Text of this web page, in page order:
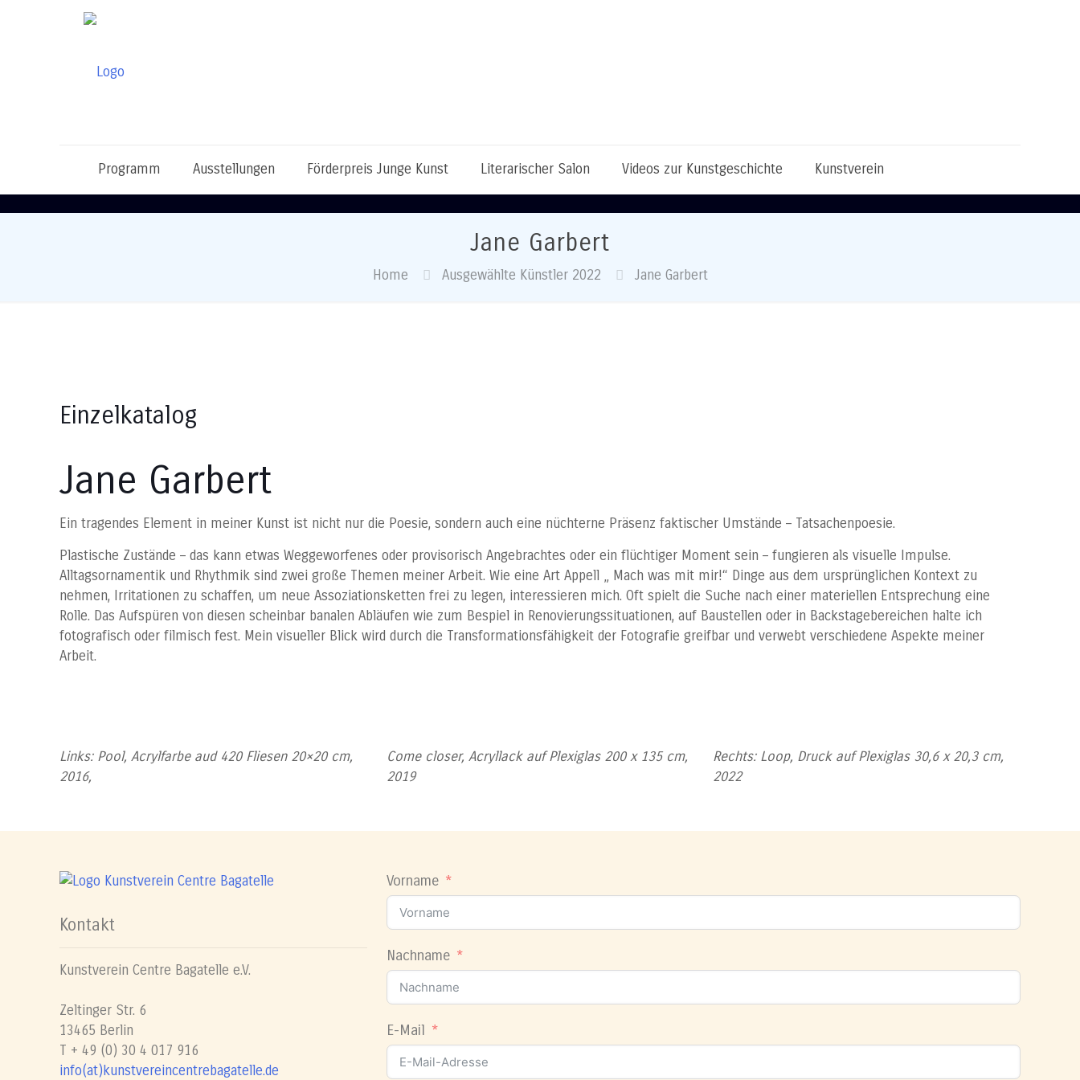
Programm Ausstellungen Förderpreis Junge Kunst Literarischer Salon Videos zur Kunstgeschichte Kunstverein
Jane Garbert
Home Ausgewählte Künstler 2022 Jane Garbert
Einzelkatalog
Jane Garbert
Ein tragendes Element in meiner Kunst ist nicht nur die Poesie, sondern auch eine nüchterne Präsenz faktischer Umstände – Tatsachenpoesie.
Plastische Zustände – das kann etwas Weggeworfenes oder provisorisch Angebrachtes oder ein flüchtiger Moment sein – fungieren als visuelle Impulse.
Alltagsornamentik und Rhythmik sind zwei große Themen meiner Arbeit. Wie eine Art Appell „ Mach was mit mir!“ Dinge aus dem ursprünglichen Kontext zu
nehmen, Irritationen zu schaffen, um neue Assoziationsketten frei zu legen, interessieren mich. Oft spielt die Suche nach einer materiellen Entsprechung eine
Rolle. Das Aufspüren von diesen scheinbar banalen Abläufen wie zum Bespiel in Renovierungssituationen, auf Baustellen oder in Backstagebereichen halte ich
fotografisch oder filmisch fest. Mein visueller Blick wird durch die Transformationsfähigkeit der Fotografie greifbar und verwebt verschiedene Aspekte meiner
Arbeit.
Links: Pool, Acrylfarbe aud 420 Fliesen 20×20 cm,
2016,
Come closer, Acryllack auf Plexiglas 200 x 135 cm,
2019
Rechts: Loop, Druck auf Plexiglas 30,6 x 20,3 cm,
2022
Kontakt
Kunstverein Centre Bagatelle e.V.
Zeltinger Str. 6
13465 Berlin
T + 49 (0) 30 4 017 916
info(at)kunstvereincentrebagatelle.de
Vorname
Nachname
E-Mail